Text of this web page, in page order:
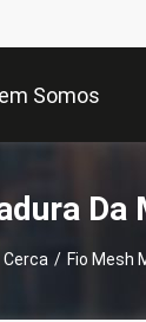
Somos
Cerca / Fio Mesh